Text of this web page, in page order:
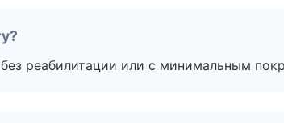
реабилитации или с минимальным